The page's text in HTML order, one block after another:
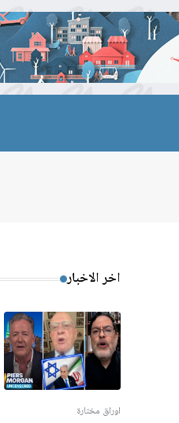
اخر الاخبار
اوراق مختارة